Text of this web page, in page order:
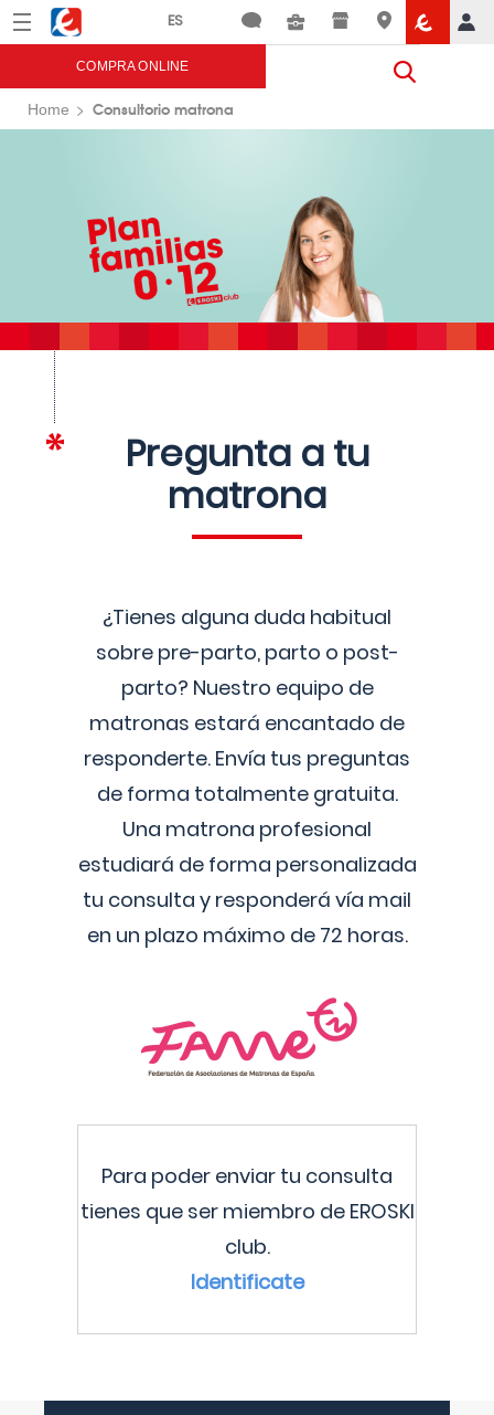
Menú Eroski
COMPRA ONLINE
Home Consultorio matrona
Pregunta a tu
matrona
¿Tienes alguna duda habitual
sobre pre-parto, parto o post-
parto? Nuestro equipo de
matronas estará encantado de
responderte. Envía tus preguntas
de forma totalmente gratuita.
Una matrona profesional
estudiará de forma personalizada
tu consulta y responderá vía mail
en un plazo máximo de 72 horas.
Para poder enviar tu consulta
tienes que ser miembro de EROSKI
club.
Identificate